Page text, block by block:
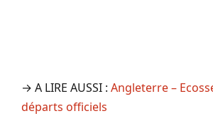
→ A LIRE AUSSI : Angleterre –
départs officiels